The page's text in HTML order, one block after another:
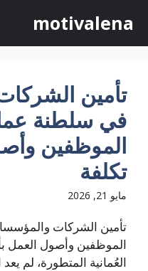
إلى
المحتوى
motivalena
تأمين
في سلطنة
الموظفين
تكلفة
مايو 21, 2026
تأمين الشركات
الموظفين وأصول العمل
العُمانية المتطورة، لم يعد